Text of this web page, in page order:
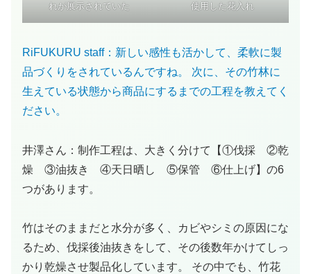
れが展示されていた 使用した花入れ
RiFUKURU staff：新しい感性も活かして、柔軟に製
品づくりをされているんですね。 次に、その竹林に
生えている状態から商品にするまでの工程を教えてく
ださい。
井澤さん：制作工程は、大きく分けて【①伐採 ②乾
燥 ③油抜き ④天日晒し ⑤保管 ⑥仕上げ】の6
つがあります。
竹はそのままだと水分が多く、カビやシミの原因にな
るため、伐採後油抜きをして、その後数年かけてしっ
かり乾燥させ製品化しています。 その中でも、竹花